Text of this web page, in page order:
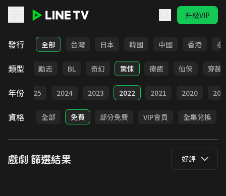
升級VIP
LINE TV - 戲劇
發行 全部 台灣 日本 韓國 中國 香港 泰
類型
喜劇 勵志 BL 奇幻 驚悚 療癒 仙俠 穿越
年份 2025 2024 2023 2022 2021 2020
資格 全部 免費 部分免費 VIP會員 全集兌換
戲劇 篩選結果 好評